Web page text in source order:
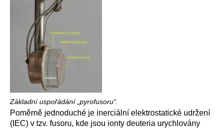
Základní uspořádání „pyrofusoru“.
Poměrně jednoduché je inerciální elektrostatické udržení
(IEC) v tzv. fusoru, kde jsou ionty deuteria urychlovány